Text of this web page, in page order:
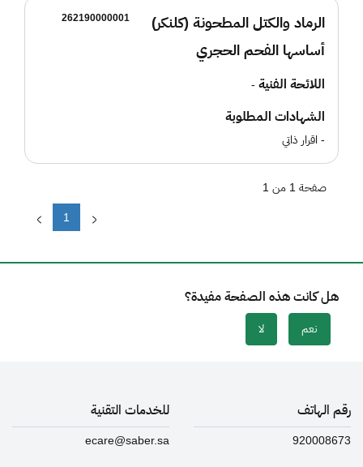
262190000001
الرماد والكتل المطحونة (كلنكر)
أساسها الفحم الحجري
اللائحة الفنية -
الشهادات المطلوبة
- اقرار ذاتي
1
صفحة 1 من 1
هل كانت هذه الصفحة مفيدة؟
نعم لا
رقم الهاتف
920008673
للخدمات التقنية
ecare@saber.sa